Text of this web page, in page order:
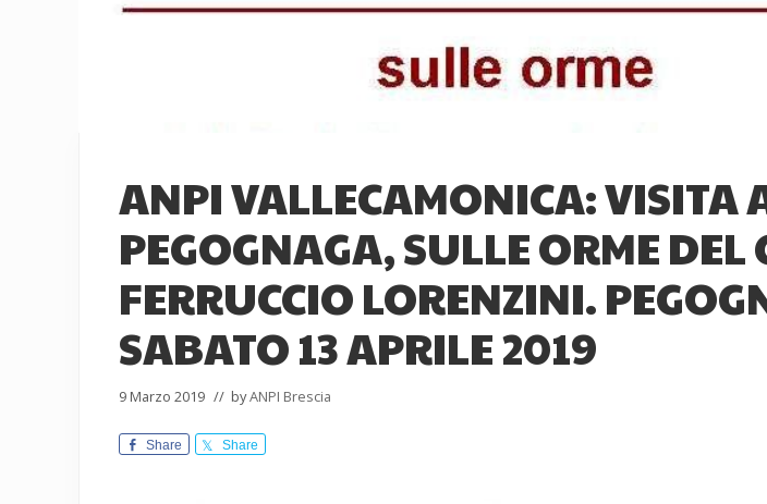
ANPI VALLECAMONICA: VISITA
PEGOGNAGA, SULLE ORME DEL
FERRUCCIO LORENZINI.
SABATO 13 APRILE 2019
9 Marzo 2019 // byANPI Brescia
Share Share